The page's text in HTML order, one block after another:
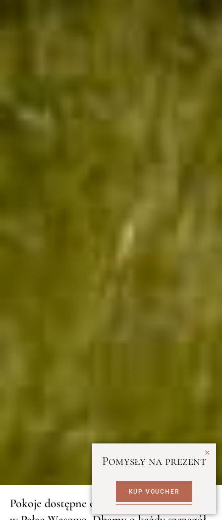
Pokoje dostępne od ręki! Rezerwuj pokój
Pomysły na prezent
KUP VOUCHER